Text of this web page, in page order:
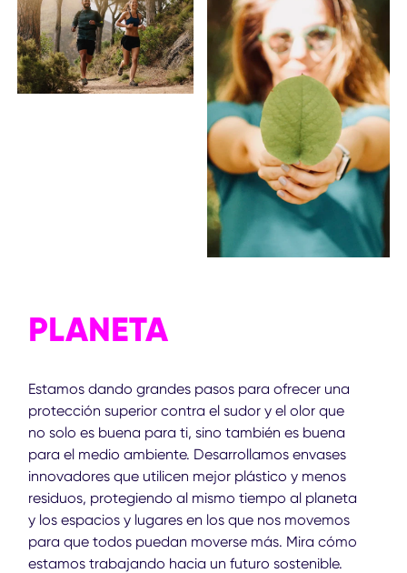
PLANETA
Estamos dando grandes pasos para ofrecer una
protección superior contra el sudor y el olor que
no solo es buena para ti, sino también es buena
para el medio ambiente. Desarrollamos envases
innovadores que utilicen mejor plástico y menos
residuos, protegiendo al mismo tiempo al planeta
y los espacios y lugares en los que nos movemos
para que todos puedan moverse más. Mira cómo
estamos trabajando hacia un futuro sostenible.